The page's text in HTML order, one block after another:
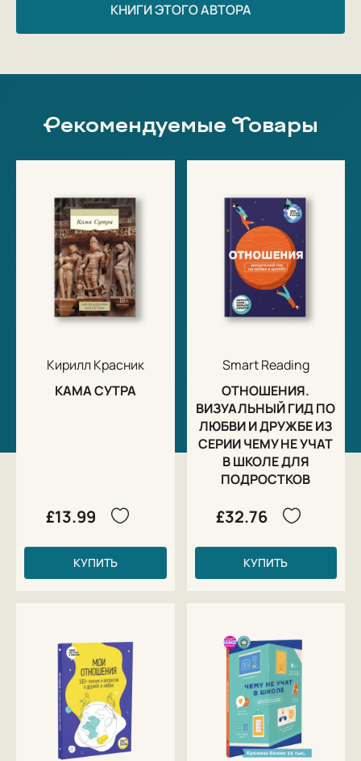
КНИГИ ЭТОГО АВТОРА
Рекомендуемые Товары
Кирилл Красник
КАМА СУТРА
£13.99
КУПИТЬ
Smart Reading
ОТНОШЕНИЯ.
ВИЗУАЛЬНЫЙ ГИД ПО
ЛЮБВИ И ДРУЖБЕ ИЗ
СЕРИИ ЧЕМУ НЕ УЧАТ
В ШКОЛЕ ДЛЯ
ПОДРОСТКОВ
£32.76
КУПИТЬ